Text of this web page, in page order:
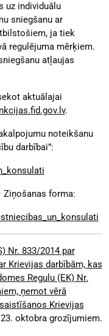
uz individuālu
sniegšanu ar
ja tiek
regulējuma mērķiem.
atļaujas
aktuālajai
.
noteikšanu
darbībai”:
Ziņošanas forma:
Nr. 833/2014 par
Krievijas darbībām, kas
Regulu (EK) Nr.
ņemot vērā
Krievijas
oktobra grozījumiem.